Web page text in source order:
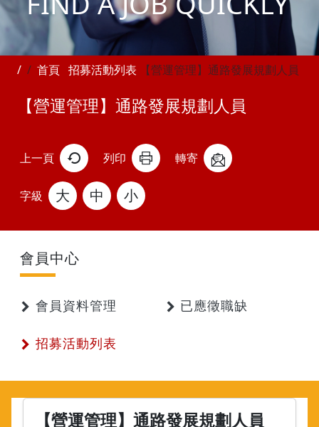
首頁 招募活動列表 【營運管理】通路發展規劃人員
【營運管理】通路發展規劃人員
上一頁
字級 大 中 小
列印 轉寄
會員中心
會員資料管理 已應徵職缺
招募活動列表
【營運管理】通路發展規劃人員